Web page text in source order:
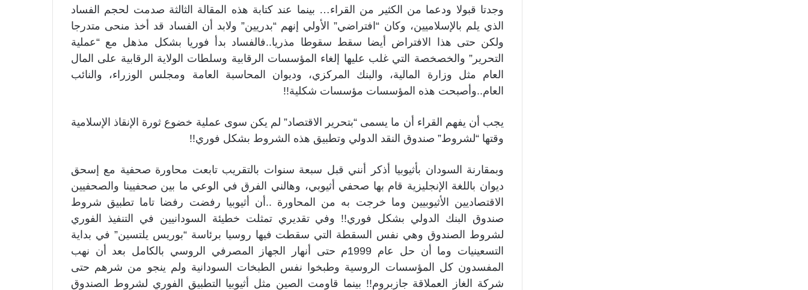
وجدتا قبولا ودعما من الكثير من القراء… بينما عند كتابة هذه المقالة الثالثة صدمت لحجم الفساد
الذي يلم بالإسلاميين، وكان “افتراضي” الأولي إنهم “بدريين” ولابد أن الفساد قد أخذ منحى متدرجا
ولكن حتى هذا الافتراض أيضا سقط سقوطا مذريا..فالفساد بدأ فوريا بشكل مذهل مع “عملية
التحرير” والخصخصة التي غلب عليها إلغاء المؤسسات الرقابية وسلطات الولاية الرقابية على المال
العام مثل وزارة المالية، والبنك المركزي، وديوان المحاسبة العامة ومجلس الوزراء، والنائب
العام..وأصبحت هذه المؤسسات مؤسسات شكلية!!
يجب أن يفهم القراء أن ما يسمى “بتحرير الاقتصاد” لم يكن سوى عملية خضوع ثورة الإنقاذ الإسلامية
وقتها “لشروط” صندوق النقد الدولي وتطبيق هذه الشروط بشكل فوري!!
وبمقارنة السودان بأثيوبيا أذكر أنني قبل سبعة سنوات بالتقريب تابعت محاورة صحفية مع إسحق
ديوان باللغة الإنجليزية قام بها صحفي أثيوبي، وهالني الفرق في الوعي ما بين صحفيينا والصحفيين
الاقتصاديين الأثيوبيين وما خرجت به من المحاورة ..أن أثيوبيا رفضت رفضا تاما تطبيق شروط
صندوق البنك الدولي بشكل فوري!! وفي تقديري تمثلت خطيئة السودانيين في التنفيذ الفوري
لشروط الصندوق وهي نفس السقطة التي سقطت فيها روسيا برئاسة “بوريس يلتسين” في بداية
التسعينيات وما أن حل عام 1999م حتى أنهار الجهاز المصرفي الروسي بالكامل بعد أن نهب
المفسدون كل المؤسسات الروسية وطبخوا نفس الطبخات السودانية ولم ينجو من شرهم حتى
شركة الغاز العملاقة جازبروم!! بينما قاومت الصين مثل أثيوبيا التطبيق الفوري لشروط الصندوق